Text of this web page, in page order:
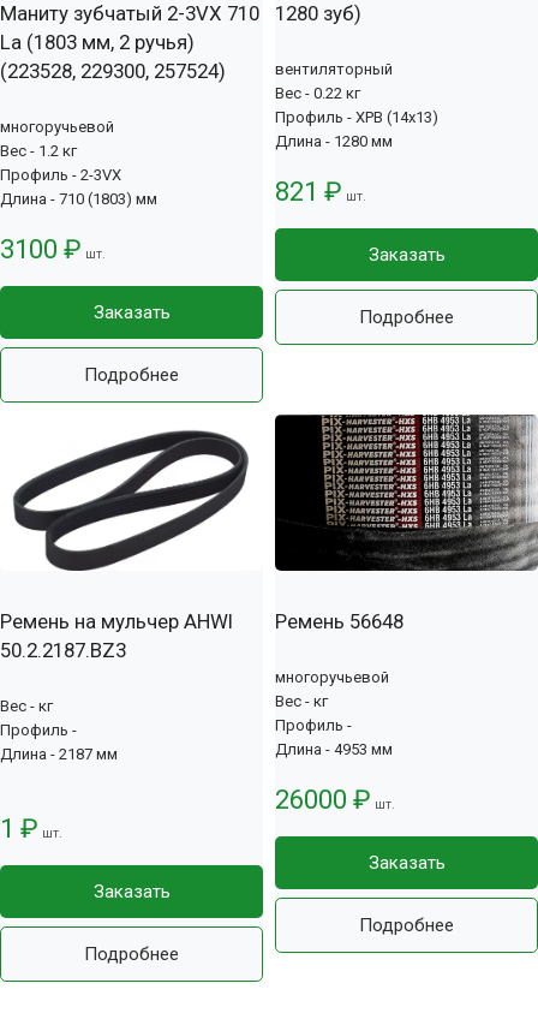
Маниту зубчатый 2-3VX 710
La (1803 мм, 2 ручья)
(223528, 229300, 257524)
многоручьевой
Вес - 1.2 кг
Профиль - 2-3VX
Длина - 710 (1803) мм
3100 ₽ шт.
Заказать
Подробнее
1280 зуб)
вентиляторный
Вес - 0.22 кг
Профиль - XPB (14x13)
Длина - 1280 мм
821 ₽ шт.
Заказать
Подробнее
Ремень на мульчер AHWI
50.2.2187.BZ3
Вес - кг
Профиль -
Длина - 2187 мм
1 ₽ шт.
Заказать
Подробнее
Ремень 56648
многоручьевой
Вес - кг
Профиль -
Длина - 4953 мм
26000 ₽ шт.
Заказать
Подробнее